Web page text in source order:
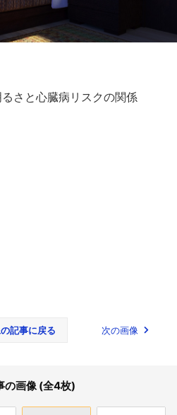
さと心臓病リスクの関係
記事に戻る 次の画像
の画像 (全4枚)